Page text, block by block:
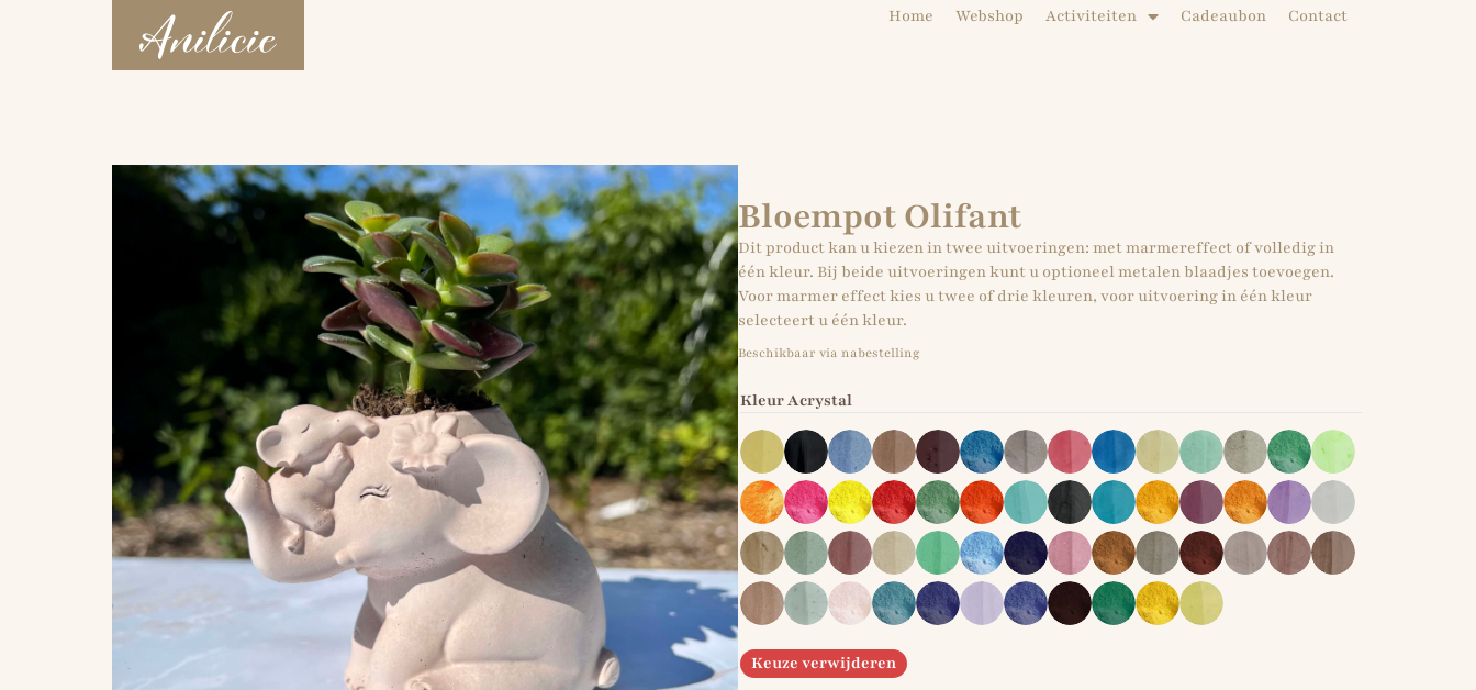
Home Webshop Activiteiten Cadeaubon Contact
Bloempot Olifant
Dit product kan u kiezen in twee uitvoeringen: met marmereffect of volledig in
één kleur. Bij beide uitvoeringen kunt u optioneel metalen blaadjes toevoegen.
Voor marmer effect kies u twee of drie kleuren, voor uitvoering in één kleur
selecteert u één kleur.
Beschikbaar via nabestelling
Kleur Acrystal
Keuze verwijderen